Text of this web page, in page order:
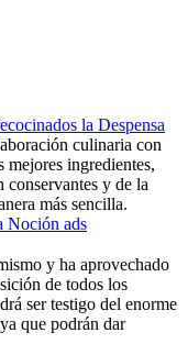
la Despensa
culinaria con
mejores ingredientes,
conservantes y de la
más sencilla.
Noción ads
y ha aprovechado
de todos los
ser testigo del enorme
que podrán dar